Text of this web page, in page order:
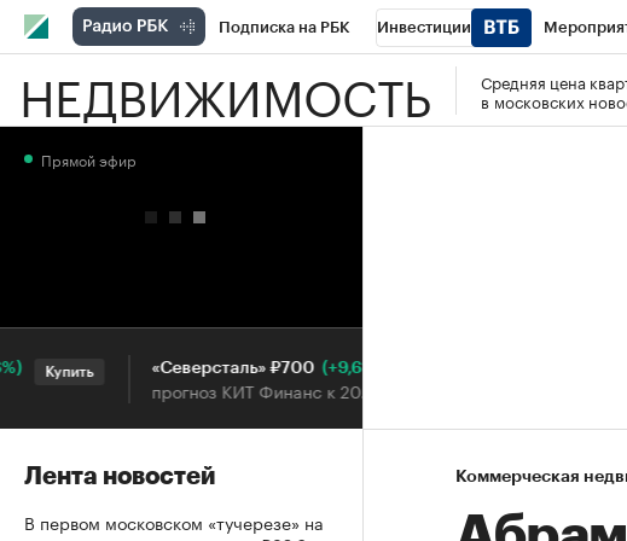
Подписка на РБК Инвестиции
РБК Вино Спорт Школа управления РБК
НЕДВИЖИМОСТЬ
Средняя цена
в московских
Коммерческая
Прямой эфир
Купить «Северсталь» ₽700 (+9,61%)
прогноз КИТ Финанс к 20.07.27
Лента новостей
В первом московском «тучерезе» на